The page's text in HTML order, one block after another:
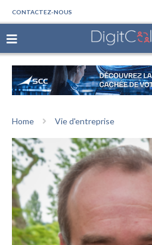
CONTACTEZ-NOUS
Home Vie d'entreprise